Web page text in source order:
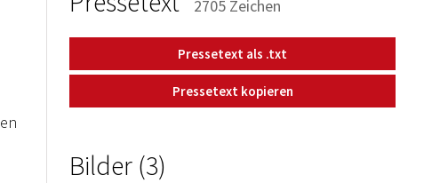
2705 Zeichen
Pressetext als .txt
Pressetext kopieren
Bilder (3)